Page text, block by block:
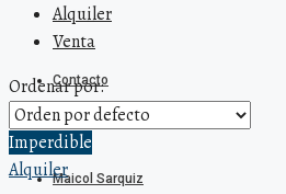
Contacto
Maicol Sarquiz
Alquiler
Venta
Ordenar por:
Imperdible
Alquiler